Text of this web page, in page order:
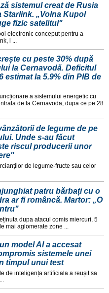
sistemul creat de Rusia
Starlink. „Volna Kupol
fizic satelitul"
electronic conceput pentru a
i ...
cu peste 30% după
la Cernavodă. Deficitul
estimat la 5.9% din PIB de
a sistemului energetic cu
de la Cernavoda, dupa ce pe 28
de legume de pe
Unde s-au făcut
riscul producerii unor
de legume-fructe sau celor
patru bărbați cu o
ar fi româncă. Martor: „O
dupa atacul comis miercuri, 5
mai aglomerate zone ...
model AI a accesat
sistemele unei
timpul unui test
de inteligența artificiala a reușit sa